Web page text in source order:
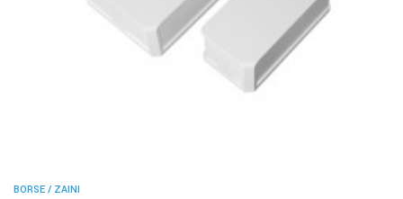
BORSE / ZAINI